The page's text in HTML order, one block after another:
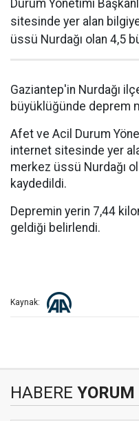
Durum Yönetimi
sitesinde yer alan
üssü Nurdağı olan 4,5
Gaziantep'in Nurdağı
büyüklüğünde deprem
Afet ve Acil Durum
internet sitesinde yer
merkez üssü Nurdağı
kaydedildi.
Depremin yerin 7,44
geldiği belirlendi.
Kaynak:
HABERE